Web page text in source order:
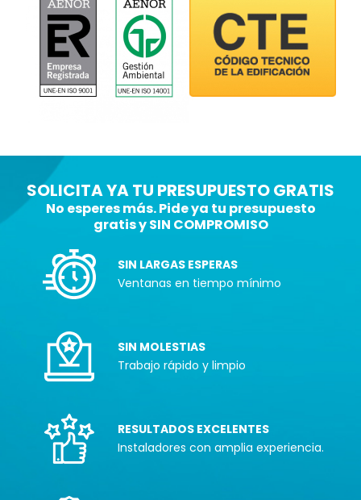
SOLICITA YA TU PRESUPUESTO GRATIS
No esperes más. Pide ya tu presupuesto
gratis y SIN COMPROMISO
SIN LARGAS ESPERAS
Ventanas en tiempo mínimo
SIN MOLESTIAS
Trabajo rápido y limpio
RESULTADOS EXCELENTES
Instaladores con amplia experiencia.